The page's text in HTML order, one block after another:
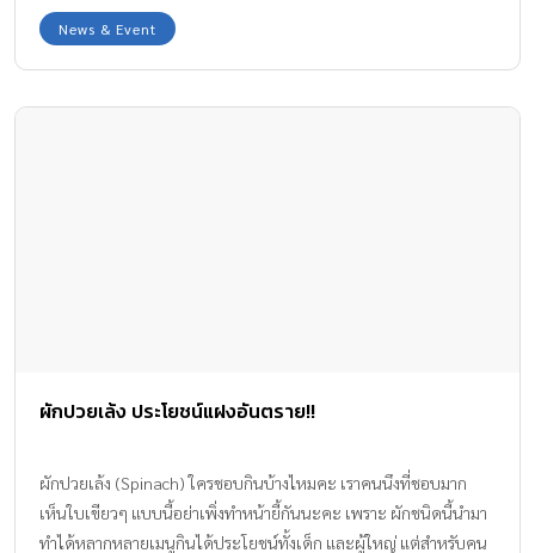
มากNews & Event
ผักปวยเล้ง ประโยชน์แฝงอันตราย!!
ผักปวยเล้ง (Spinach) ใครชอบกินบ้างไหมคะ เราคนนึงที่ชอบมาก
เห็นใบเขียวๆ แบบนี้อย่าเพิ่งทำหน้ายี้กันนะคะ เพราะ ผักชนิดนี้นำมา
ทำได้หลากหลายเมนูกินได้ประโยชน์ทั้งเด็ก และผู้ใหญ่ แต่สำหรับคน